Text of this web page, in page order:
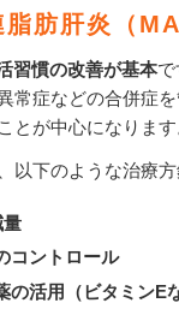
肪肝炎（
習慣の改善が基本で
異常症などの合併症
とが中心になります
以下のような治療方
量
コントロール
活用（ビタミンE